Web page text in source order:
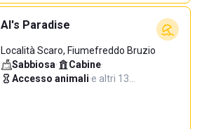
Al's Paradise
Località Scaro, Fiumefreddo Bruzio
Sabbiosa· Cabine·
Accesso animali·e altri 13…